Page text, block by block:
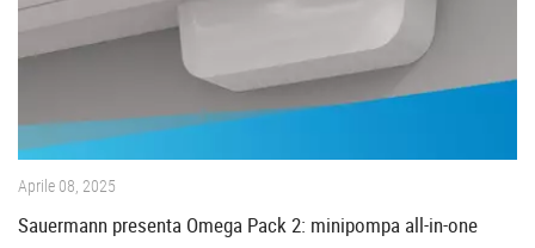
Aprile 08, 2025
Sauermann presenta Omega Pack 2: minipompa all-in-one